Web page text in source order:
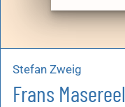
Stefan Zweig
Frans Masereel